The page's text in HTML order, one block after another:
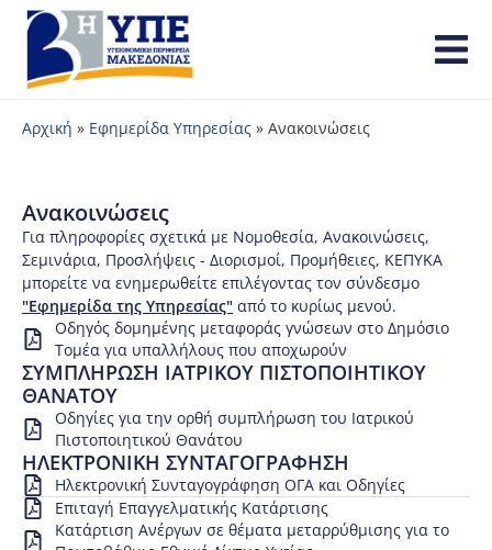
Αρχική » Εφημερίδα Υπηρεσίας » Ανακοινώσεις
Ανακοινώσεις
Για πληροφορίες σχετικά με Νομοθεσία, Ανακοινώσεις,
Σεμινάρια, Προσλήψεις - Διορισμοί, Προμήθειες, ΚΕΠΥΚΑ
μπορείτε να ενημερωθείτε επιλέγοντας τον σύνδεσμο
"Εφημερίδα της Υπηρεσίας" από το κυρίως μενού.
Οδηγός δομημένης μεταφοράς γνώσεων στο Δημόσιο
Τομέα για υπαλλήλους που αποχωρούν
ΣΥΜΠΛΗΡΩΣΗ ΙΑΤΡΙΚΟΥ ΠΙΣΤΟΠΟΙΗΤΙΚΟΥ
ΘΑΝΑΤΟΥ
Οδηγίες για την ορθή συμπλήρωση του Ιατρικού
Πιστοποιητικού Θανάτου
ΗΛΕΚΤΡΟΝΙΚΗ ΣΥΝΤΑΓΟΓΡΑΦΗΣΗ
Ηλεκτρονική Συνταγογράφηση ΟΓΑ και Οδηγίες
Επιταγή Επαγγελματικής Κατάρτισης
Κατάρτιση Ανέργων σε θέματα μεταρρύθμισης για το